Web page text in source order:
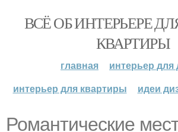
ВСЁ ОБ ИНТЕРЬЕРЕ
КВАРТИРЫ
главная
интерьер для
интерьер для квартиры
идеи
Романтические